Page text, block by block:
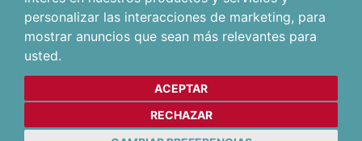
personalizar las interacciones de marketing, para
mostrar anuncios que sean más relevantes para
usted.
ACEPTAR
RECHAZAR